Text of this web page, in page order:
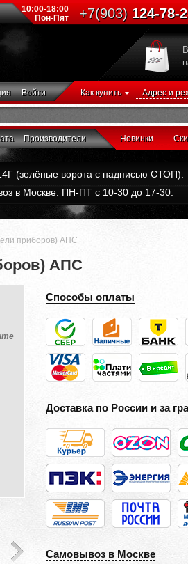
10:00-18:00
Пон-Пят
+7(903)124-78-
Войти Как купить Адрес и
Производители Новинки
(зелёные ворота с надписью СТОП).
в Москве: ПН-ПТ с 10-30 до 17-30.
приборов) АПС
АПС
Способы оплаты
Доставка по России и за
Самовывоз в Москве